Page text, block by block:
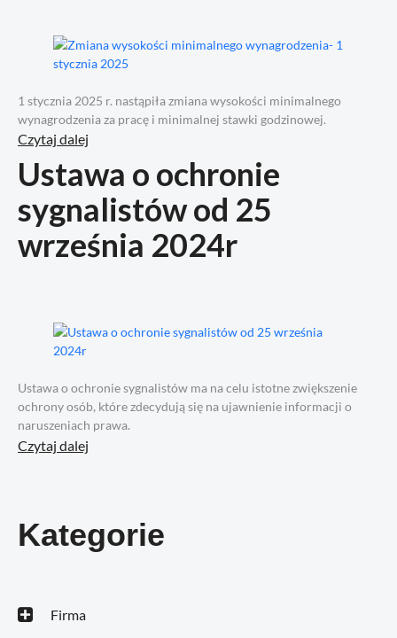
1 stycznia 2025 r. nastąpiła zmiana wysokości minimalnego
wynagrodzenia za pracę i minimalnej stawki godzinowej.
Czytaj dalej
Ustawa o ochronie
sygnalistów od 25
września 2024r
Ustawa o ochronie sygnalistów ma na celu istotne zwiększenie
ochrony osób, które zdecydują się na ujawnienie informacji o
naruszeniach prawa.
Czytaj dalej
Kategorie
Firma